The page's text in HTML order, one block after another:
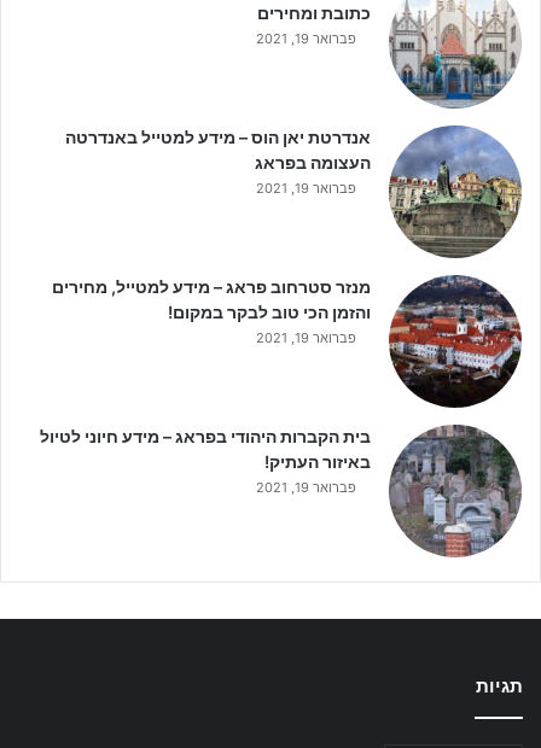
כתובת ומחירים
פברואר 19, 2021
אנדרטת יאן הוס – מידע למטייל באנדרטה
העצומה בפראג
פברואר 19, 2021
מנזר סטרחוב פראג – מידע למטייל, מחירים
והזמן הכי טוב לבקר במקום!
פברואר 19, 2021
בית הקברות היהודי בפראג – מידע חיוני לטיול
באיזור העתיק!
פברואר 19, 2021
תגיות